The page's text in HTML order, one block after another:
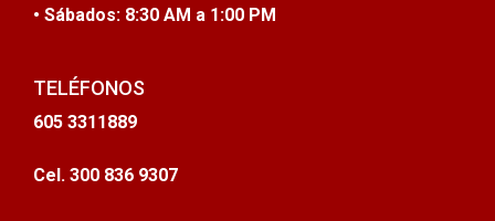
• Sábados: 8:30 AM a 1:00 PM
TELÉFONOS
605 3311889
Cel. 300 836 9307